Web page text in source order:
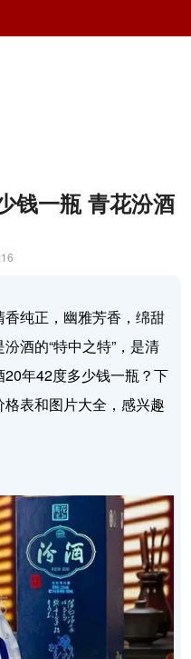
钱一瓶 青花汾酒
纯正，幽雅芳香，绵甜
酒的“特中之特”，是清
年42度多少钱一瓶？下
表和图片大全，感兴趣